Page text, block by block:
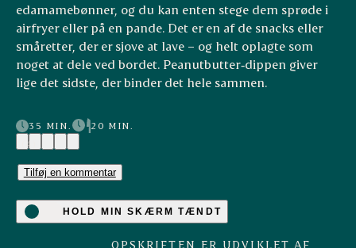
edamamebønner, og du kan enten stege dem sprøde i
airfryer eller på en pande. Det er en af de snacks eller
småretter, der er sjove at lave – og helt oplagte som
noget at dele ved bordet. Peanutbutter‑dippen giver
lige det sidste, der binder det hele sammen.
35 MIN.
20 MIN.
(4)
Tilføj en kommentar
HOLD MIN SKÆRM TÆNDT
OPSKRIFTEN ER UDVIKLET AF